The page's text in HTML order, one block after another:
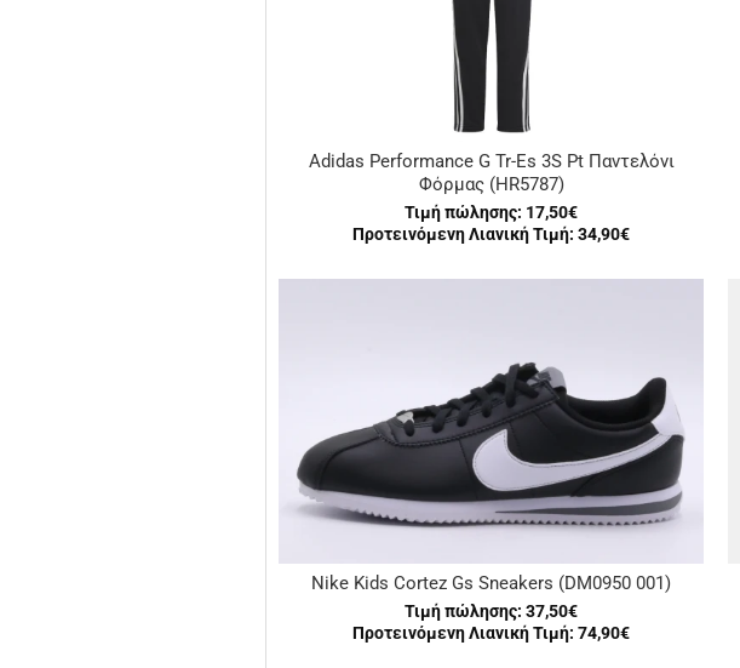
Adidas Performance G Tr-Es 3S Pt Παντελόνι
Φόρμας (HR5787)
Τιμή πώλησης: 17,50€
Προτεινόμενη Λιανική Τιμή: 34,90€
Nike Kids Cortez Gs Sneakers (DM0950 001)
Τιμή πώλησης: 37,50€
Προτεινόμενη Λιανική Τιμή: 74,90€